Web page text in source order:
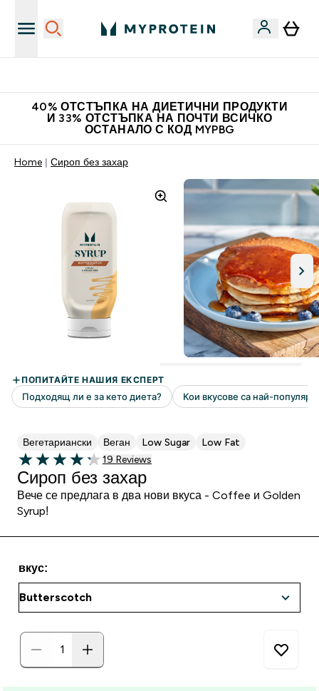
40% ОТСТЪПКА НА ДИЕТИЧНИ ПРОДУКТИ
И 33% ОТСТЪПКА НА ПОЧТИ ВСИЧКО
ОСТАНАЛО С КОД MYPBG
Home Сироп без захар
Вегетариански Веган Low Sugar Low Fat
4.26 out of 5 stars
19 Ревюта
19 Reviews
Сироп без захар
Вече се предлага в два нови вкуса - Coffee и Golden
Syrup!
вкус: